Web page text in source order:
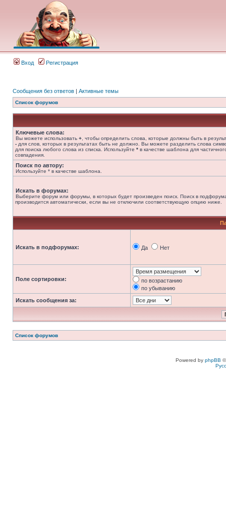
Вход Регистрация
Сообщения без ответов | Активные темы
Список форумов
Ключевые слова:
Вы можете использовать + , чтобы определить слова, которые должны быть в
- для слов, которых в результатах быть не должно. Вы можете разделить слова
для поиска любого слова из списка. Используйте * в качестве шаблона для
совпадения.
Поиск по автору:
Используйте * в качестве шаблона.
Искать в форумах:
Выберите форум или форумы, в которых будет произведен поиск. Поиск в
производится автоматически, если вы не отключили соответствующую опцию ниже.
Искать в подфорумах: Да Нет
Поле сортировки:
по возрастанию
по убыванию
Искать сообщения за:
Список форумов
Powered by phpBB